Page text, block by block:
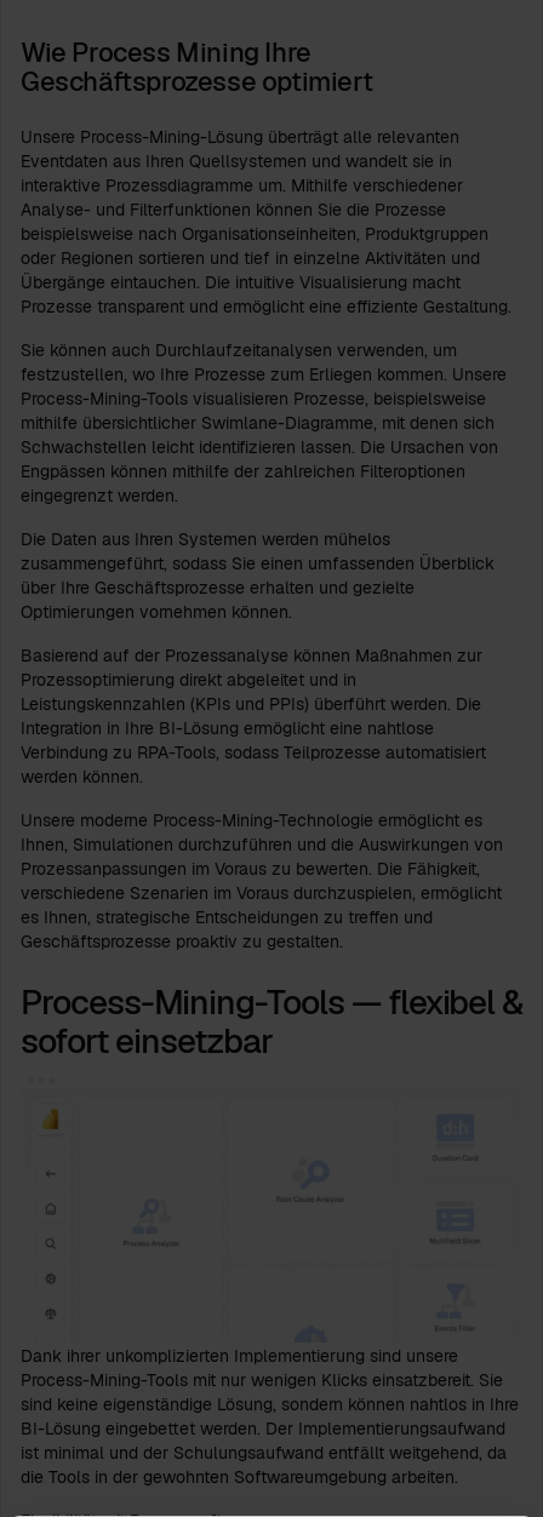
Wie Process Mining Ihre
Geschäftsprozesse optimiert
Unsere Process-Mining-Lösung überträgt alle relevanten
Eventdaten aus Ihren Quellsystemen und wandelt sie in
interaktive Prozessdiagramme um. Mithilfe verschiedener
Analyse- und Filterfunktionen können Sie die Prozesse
beispielsweise nach Organisationseinheiten, Produktgruppen
oder Regionen sortieren und tief in einzelne Aktivitäten und
Übergänge eintauchen. Die intuitive Visualisierung macht
Prozesse transparent und ermöglicht eine effiziente Gestaltung.
Sie können auch Durchlaufzeitanalysen verwenden, um
festzustellen, wo Ihre Prozesse zum Erliegen kommen. Unsere
Process-Mining-Tools visualisieren Prozesse, beispielsweise
mithilfe übersichtlicher Swimlane-Diagramme, mit denen sich
Schwachstellen leicht identifizieren lassen. Die Ursachen von
Engpässen können mithilfe der zahlreichen Filteroptionen
eingegrenzt werden.
Die Daten aus Ihren Systemen werden mühelos
zusammengeführt, sodass Sie einen umfassenden Überblick
über Ihre Geschäftsprozesse erhalten und gezielte
Optimierungen vornehmen können.
Basierend auf der Prozessanalyse können Maßnahmen zur
Prozessoptimierung direkt abgeleitet und in
Leistungskennzahlen (KPIs und PPIs) überführt werden. Die
Integration in Ihre BI-Lösung ermöglicht eine nahtlose
Verbindung zu RPA-Tools, sodass Teilprozesse automatisiert
werden können.
Unsere moderne Process-Mining-Technologie ermöglicht es
Ihnen, Simulationen durchzuführen und die Auswirkungen von
Prozessanpassungen im Voraus zu bewerten. Die Fähigkeit,
verschiedene Szenarien im Voraus durchzuspielen, ermöglicht
es Ihnen, strategische Entscheidungen zu treffen und
Geschäftsprozesse proaktiv zu gestalten.
Process-Mining-Tools — flexibel &
sofort einsetzbar
Dank ihrer unkomplizierten Implementierung sind unsere
Process-Mining-Tools mit nur wenigen Klicks einsatzbereit. Sie
sind keine eigenständige Lösung, sondern können nahtlos in Ihre
BI-Lösung eingebettet werden. Der Implementierungsaufwand
ist minimal und der Schulungsaufwand entfällt weitgehend, da
die Tools in der gewohnten Softwareumgebung arbeiten.